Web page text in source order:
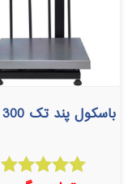
باسکول پند تک 300 کیلویی